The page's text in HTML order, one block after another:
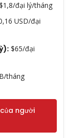
đại lý/tháng
USD/đại
$65/đại
tháng
người